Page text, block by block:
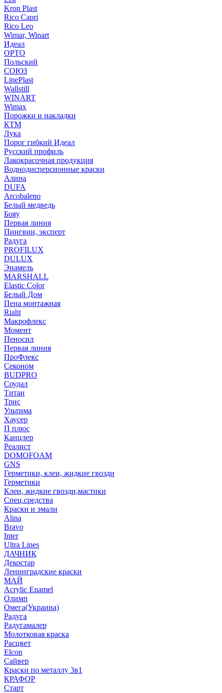
Kron Plast
Rico Capri
Rico Leo
Wimar, Winart
Идеал
ОРТО
Польский
СОЮЗ
LinePlast
Wallstill
WINART
Wimax
Порожки и накладки
КТМ
Лука
Порог гибкий Идеал
Русский профиль
Лакокрасочная продукция
Воднодисперсионные краски
Алина
DUFA
Arcobaleno
Белый медведь
Бояу
Первая линия
Пингвин, эксперт
Радуга
PROFILUX
DULUX
Энамель
MARSHALL
Elastic Color
Белый Дом
Пена монтажная
Rialit
Макрофлекс
Момент
Пеносил
Первая линия
ПроФлекс
Секоном
BUDPRO
Соудал
Титан
Трис
Ультима
Хаусер
П плюс
Канцлер
Реалист
DOMOFOAM
GNS
Герметики, клеи, жидкие гвозди
Герметики
Клеи, жидкие гвозди,мастики
Спец.средства
Краски и эмали
Alina
Bravo
Inter
Ultra Lines
ДАЧНИК
Декостар
Ленинградские краски
МАЙ
Acrylic Enamel
Олимп
Омега(Украина)
Радуга
Радугамалер
Молотковая краска
Расцвет
Elcon
Сайвер
Краски по металлу 3в1
КРАФОР
Старт